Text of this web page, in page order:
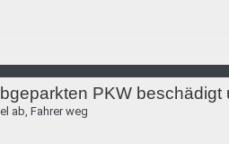
PKW beschädigt
ab, Fahrer weg